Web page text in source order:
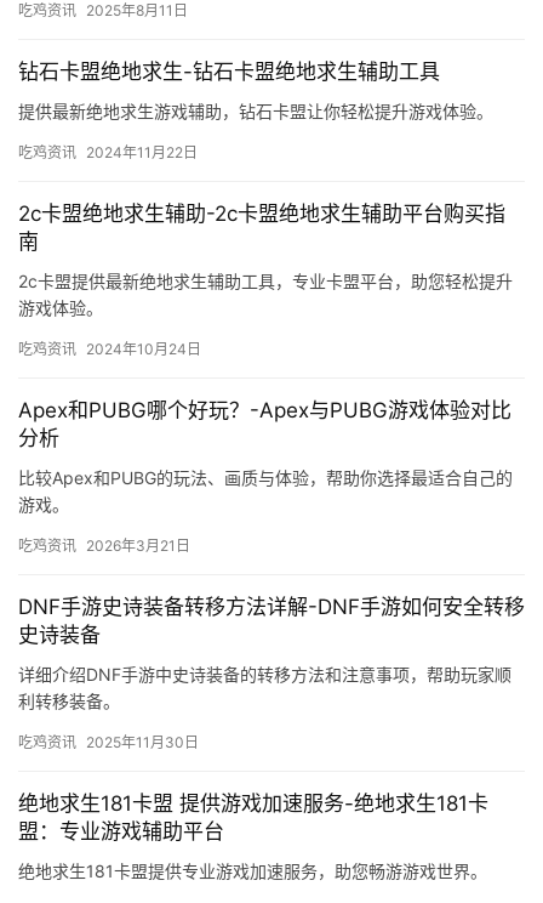
吃鸡资讯 2025年8月11日
钻石卡盟绝地求生-钻石卡盟绝地求生辅助工具
提供最新绝地求生游戏辅助，钻石卡盟让你轻松提升游戏体验。
吃鸡资讯 2024年11月22日
2c卡盟绝地求生辅助-2c卡盟绝地求生辅助平台购买指
南
2c卡盟提供最新绝地求生辅助工具，专业卡盟平台，助您轻松提升
游戏体验。
吃鸡资讯 2024年10月24日
Apex和PUBG哪个好玩？-Apex与PUBG游戏体验对比
分析
比较Apex和PUBG的玩法、画质与体验，帮助你选择最适合自己的
游戏。
吃鸡资讯 2026年3月21日
DNF手游史诗装备转移方法详解-DNF手游如何安全转移
史诗装备
详细介绍DNF手游中史诗装备的转移方法和注意事项，帮助玩家顺
利转移装备。
吃鸡资讯 2025年11月30日
绝地求生181卡盟 提供游戏加速服务-绝地求生181卡
盟：专业游戏辅助平台
绝地求生181卡盟提供专业游戏加速服务，助您畅游游戏世界。